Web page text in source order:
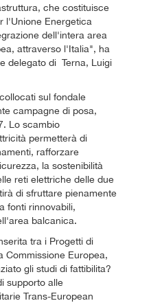
che costituisce
l'Unione Energetica
dell'intera area
attraverso l'Italia", ha
delegato di Terna, Luigi
sul fondale
campagne di posa,
Lo scambio
permetterà di
rafforzare
la sostenibilità
reti elettriche delle due
di sfruttare pienamente
fonti rinnovabili,
balcanica.
tra i Progetti di
Commissione Europea,
gli studi di fattibilita?
supporto alle
Trans-European